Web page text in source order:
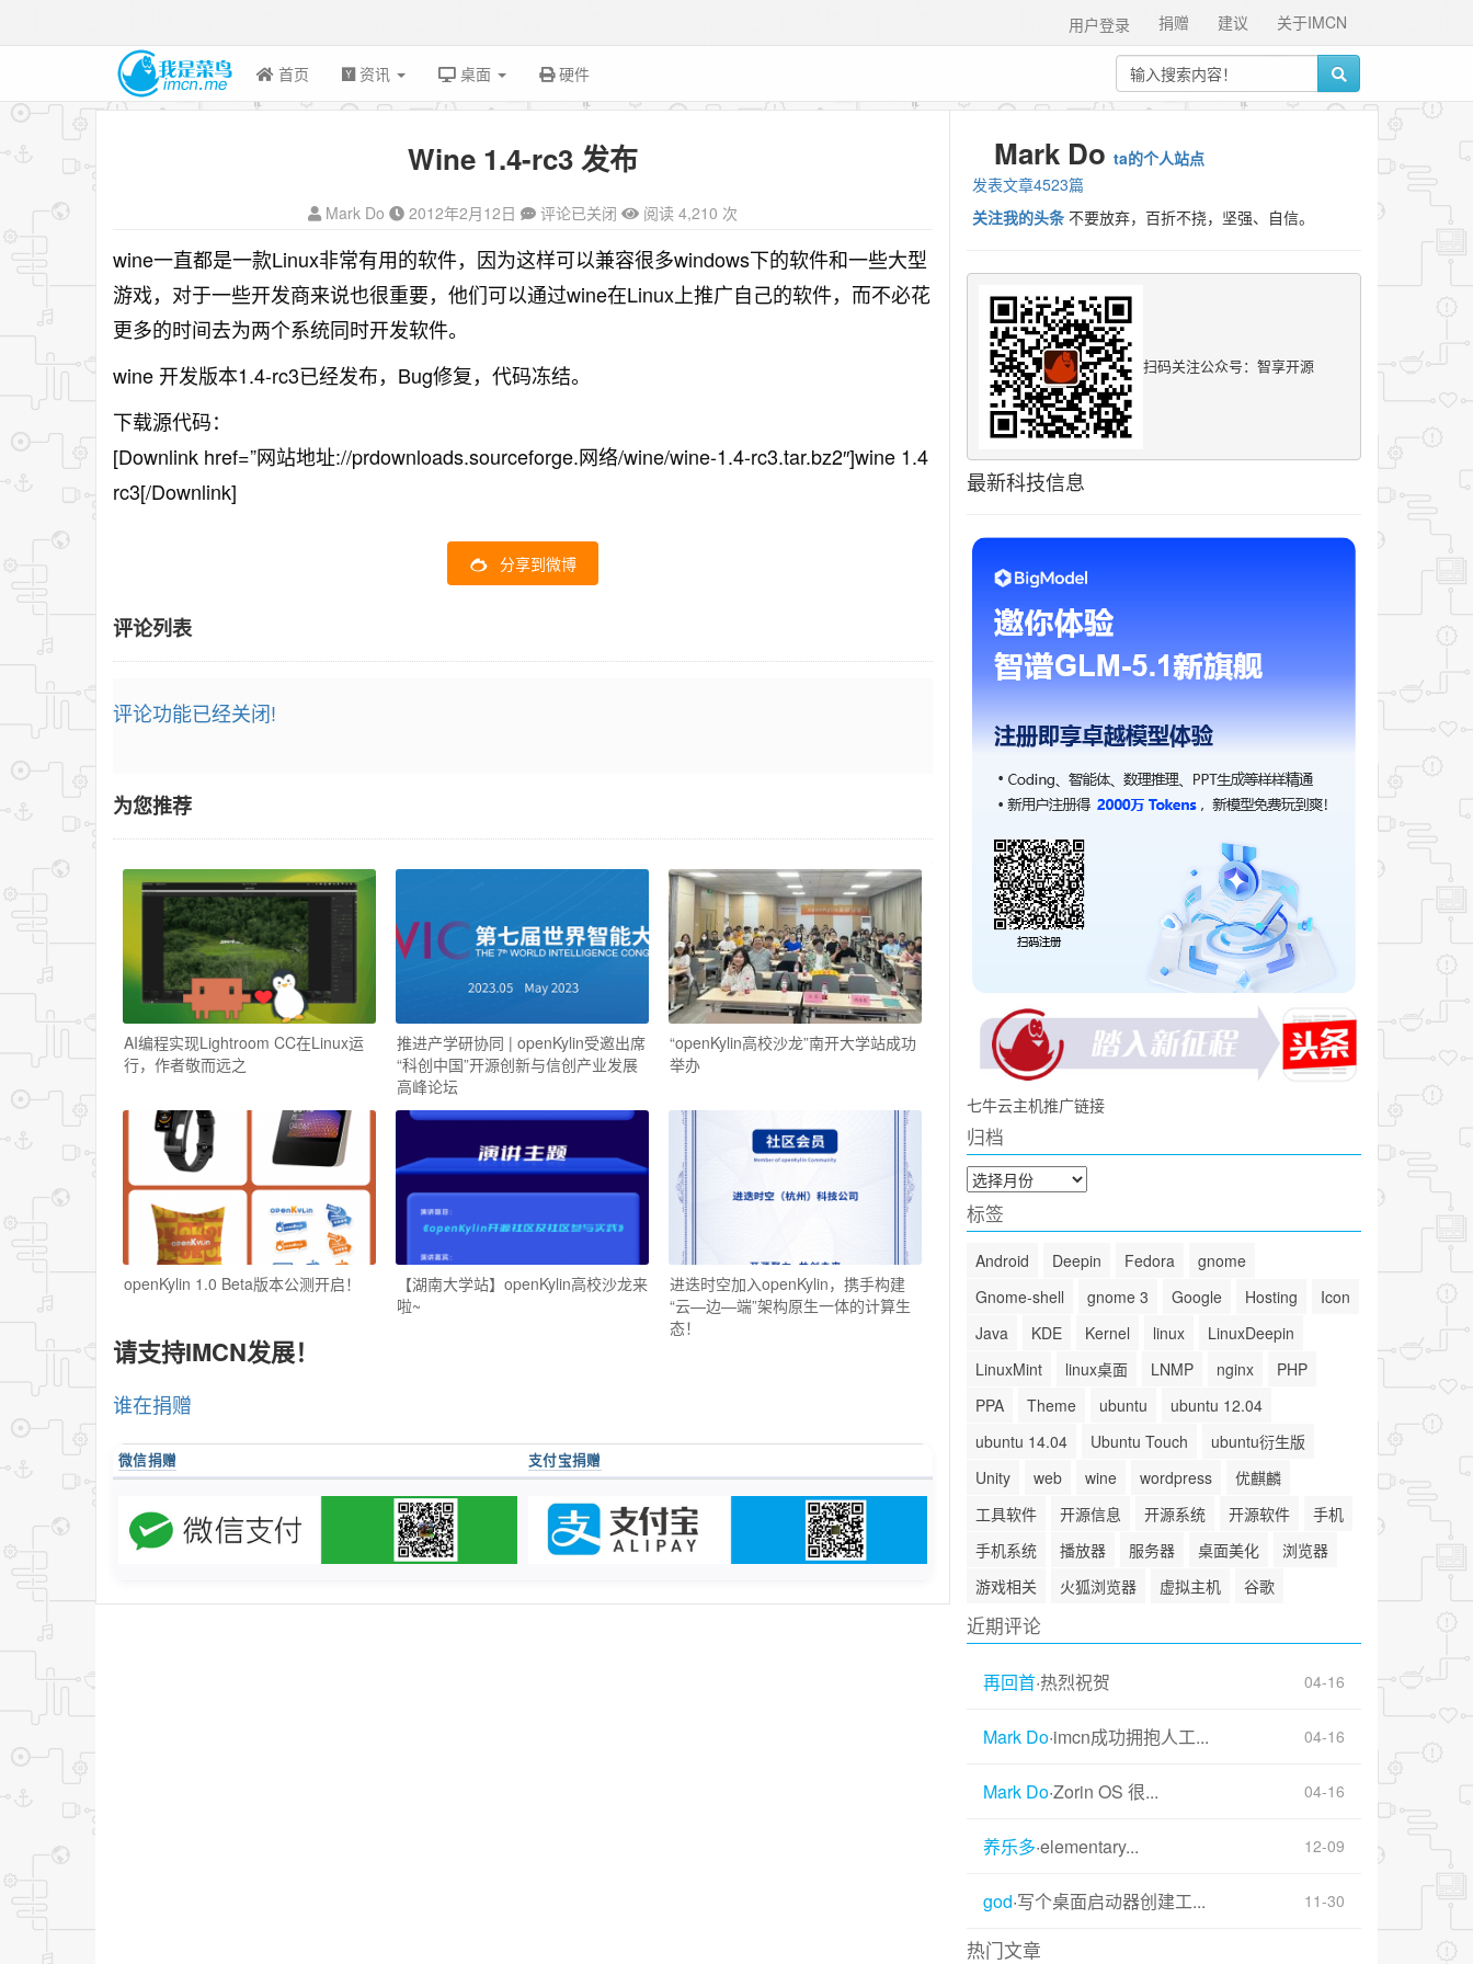
关于IMCN
建议
捐赠
用户登录
首页 资讯 桌面 硬件
Wine 1.4-rc3 发布
Mark Do 2012年2月12日 评论已关闭 阅读 4,210 次
wine一直都是一款Linux非常有用的软件，因为这样可以兼容很多windows下的软件和一些大型
游戏，对于一些开发商来说也很重要，他们可以通过wine在Linux上推广自己的软件，而不必花
更多的时间去为两个系统同时开发软件。
wine 开发版本1.4-rc3已经发布，Bug修复，代码冻结。
下载源代码：
[Downlink href=”网站地址://prdownloads.sourceforge.网络/wine/wine-1.4-rc3.tar.bz2″]wine 1.4
rc3[/Downlink]
分享到微博
评论列表
评论功能已经关闭!
为您推荐
AI编程实现Lightroom CC在Linux运
行，作者敬而远之
推进产学研协同 | openKylin受邀出席
“科创中国”开源创新与信创产业发展
高峰论坛
“openKylin高校沙龙”南开大学站成功
举办
openKylin 1.0 Beta版本公测开启！
【湖南大学站】openKylin高校沙龙来
啦~
进迭时空加入openKylin，携手构建
“云—边—端”架构原生一体的计算生
态！
请支持IMCN发展！
谁在捐赠
微信捐赠 支付宝捐赠
Mark Do ta的个人站点
发表文章4523篇
关注我的头条 不要放弃，百折不挠，坚强、自信。
扫码关注公众号：智享开源
最新科技信息
七牛云主机推广链接
归档
归
档
标签
Android Deepin Fedora
gnome
Gnome-shell
gnome 3 Google Hosting
Icon
Java
KDE Kernel linux
LinuxDeepin
LinuxMint
linux桌面 LNMP nginx
PHP
PPA
Theme ubuntu
ubuntu 12.04
ubuntu 14.04
Ubuntu Touch
ubuntu衍生版
Unity
web wine wordpress
优麒麟
工具软件
开源信息 开源系统 开源软件
手机
手机系统
播放器 服务器 桌面美化
浏览器
游戏相关
火狐浏览器 虚拟主机 谷歌
近期评论
再回首·热烈祝贺 04-16
Mark Do·imcn成功拥抱人工... 04-16
Mark Do·Zorin OS 很... 04-16
养乐多·elementary... 12-09
god·写个桌面启动器创建工... 11-30
热门文章